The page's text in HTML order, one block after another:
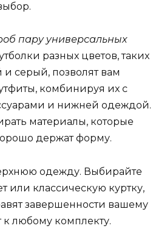
пару универсальных
разных цветов, таких
серый, позволят вам
комбинируя их с
и нижней одеждой.
материалы, которые
держат форму.
одежду. Выбирайте
или классическую куртку,
завершенности вашему
к любому комплекту.